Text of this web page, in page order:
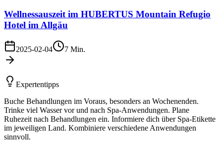
Wellnessauszeit im HUBERTUS Mountain Refugio
Hotel im Allgäu
2025-02-04 7 Min.
Expertentipps
Buche Behandlungen im Voraus, besonders an Wochenenden.
Trinke viel Wasser vor und nach Spa-Anwendungen. Plane
Ruhezeit nach Behandlungen ein. Informiere dich über Spa-Etikette
im jeweiligen Land. Kombiniere verschiedene Anwendungen
sinnvoll.